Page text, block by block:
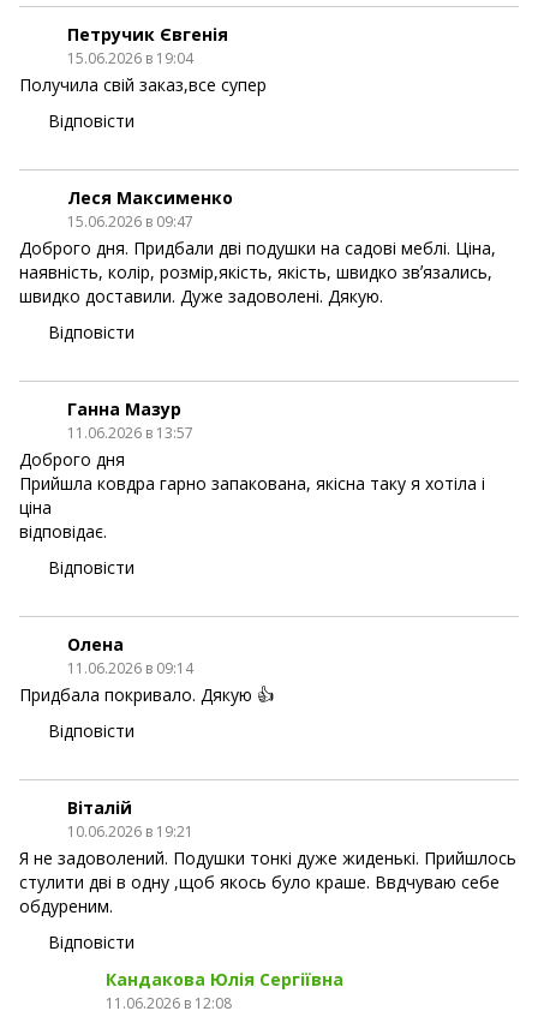
Петручик Євгенія
15.06.2026 в 19:04
Получила свій заказ,все супер
Відповісти
Леся Максименко
15.06.2026 в 09:47
Доброго дня. Придбали дві подушки на садові меблі. Ціна,
наявність, колір, розмір,якість, якість, швидко звʼязались,
швидко доставили. Дуже задоволені. Дякую.
Відповісти
Ганна Мазур
11.06.2026 в 13:57
Доброго дня
Прийшла ковдра гарно запакована, якісна таку я хотіла і
ціна
відповідає.
Відповісти
Олена
11.06.2026 в 09:14
Придбала покривало. Дякую 👍
Відповісти
Віталій
10.06.2026 в 19:21
Я не задоволений. Подушки тонкі дуже жиденькі. Прийшлось
стулити дві в одну ,щоб якось було краше. Ввдчуваю себе
обдуреним.
Відповісти
Кандакова Юлія Сергіївна
11.06.2026 в 12:08